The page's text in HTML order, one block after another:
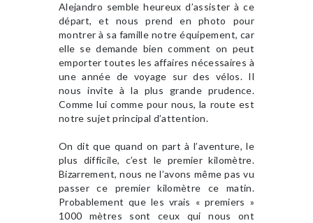
Alejandro semble heureux d’assister à ce
départ, et nous prend en photo pour
montrer à sa famille notre équipement, car
elle se demande bien comment on peut
emporter toutes les affaires nécessaires à
une année de voyage sur des vélos. Il
nous invite à la plus grande prudence.
Comme lui comme pour nous, la route est
notre sujet principal d’attention.
On dit que quand on part à l’aventure, le
plus difficile, c’est le premier kilomètre.
Bizarrement, nous ne l’avons même pas vu
passer ce premier kilomètre ce matin.
Probablement que les vrais « premiers »
1000 mètres sont ceux qui nous ont